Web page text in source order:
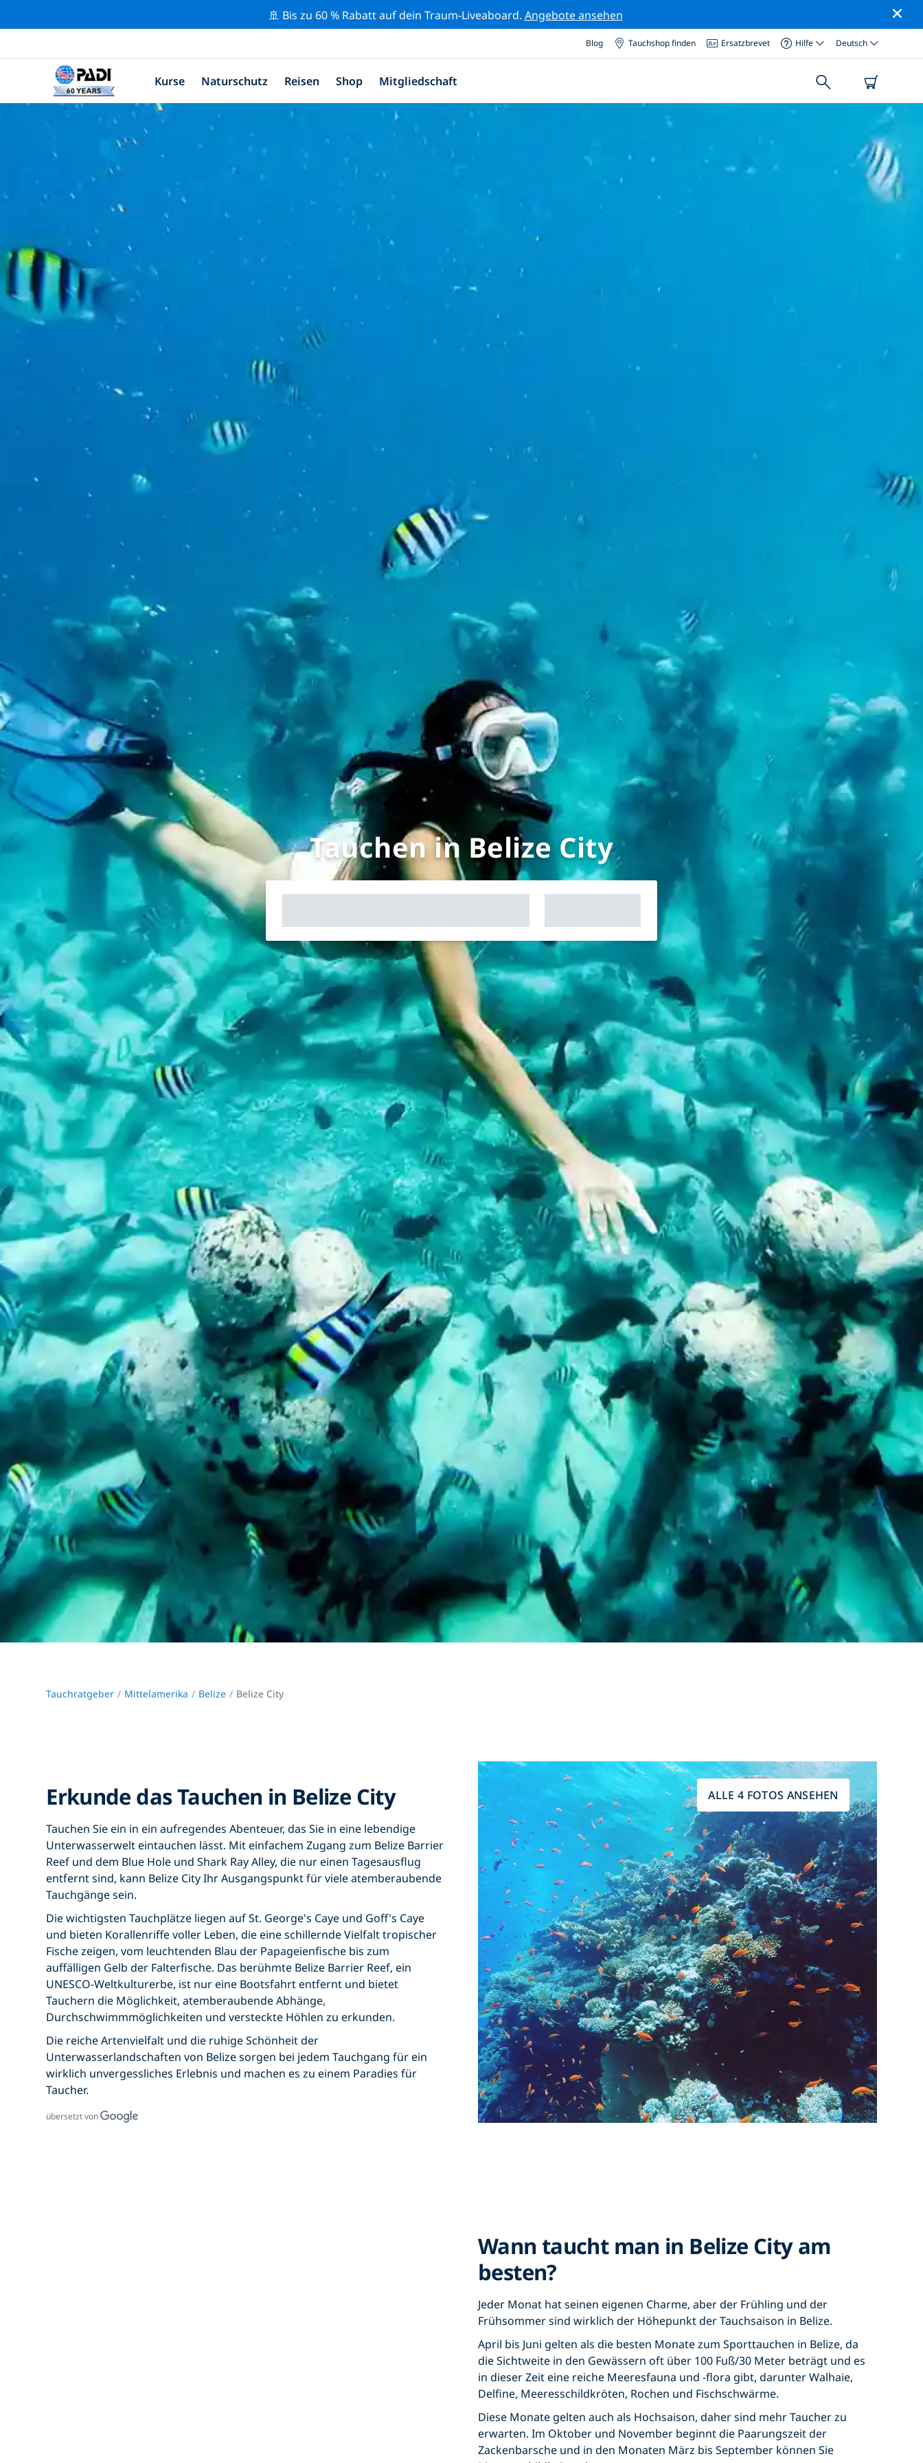
🚢 Bis zu 60 % Rabatt auf dein Traum-Liveaboard. Angebote ansehen
Blog Tauchshop finden Ersatzbrevet Hilfe Deutsch
Kurse Naturschutz Reisen Shop Mitgliedschaft
Tauchen in Belize City
Tauchratgeber Mittelamerika Belize Belize City
Erkunde das Tauchen in Belize City
Tauchen Sie ein in ein aufregendes Abenteuer, das Sie in eine lebendige
Unterwasserwelt eintauchen lässt. Mit einfachem Zugang zum Belize Barrier
Reef und dem Blue Hole und Shark Ray Alley, die nur einen Tagesausflug
entfernt sind, kann Belize City Ihr Ausgangspunkt für viele atemberaubende
Tauchgänge sein.
Die wichtigsten Tauchplätze liegen auf St. George's Caye und Goff's Caye
und bieten Korallenriffe voller Leben, die eine schillernde Vielfalt tropischer
Fische zeigen, vom leuchtenden Blau der Papageienfische bis zum
auffälligen Gelb der Falterfische. Das berühmte Belize Barrier Reef, ein
UNESCO-Weltkulturerbe, ist nur eine Bootsfahrt entfernt und bietet
Tauchern die Möglichkeit, atemberaubende Abhänge,
Durchschwimmmöglichkeiten und versteckte Höhlen zu erkunden.
Die reiche Artenvielfalt und die ruhige Schönheit der
Unterwasserlandschaften von Belize sorgen bei jedem Tauchgang für ein
wirklich unvergessliches Erlebnis und machen es zu einem Paradies für
Taucher.
übersetzt von
ALLE 4 FOTOS ANSEHEN
Wann taucht man in Belize City am
besten?
Jeder Monat hat seinen eigenen Charme, aber der Frühling und der
Frühsommer sind wirklich der Höhepunkt der Tauchsaison in Belize.
April bis Juni gelten als die besten Monate zum Sporttauchen in Belize, da
die Sichtweite in den Gewässern oft über 100 Fuß/30 Meter beträgt und es
in dieser Zeit eine reiche Meeresfauna und -flora gibt, darunter Walhaie,
Delfine, Meeresschildkröten, Rochen und Fischschwärme.
Diese Monate gelten auch als Hochsaison, daher sind mehr Taucher zu
erwarten. Im Oktober und November beginnt die Paarungszeit der
Zackenbarsche und in den Monaten März bis September können Sie